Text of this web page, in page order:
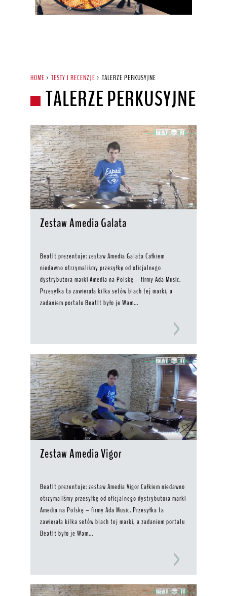
HOME > TESTY I RECENZJE > TALERZE PERKUSYJNE
TALERZE PERKUSYJNE
Zestaw Amedia Galata
BeatIt prezentuje: zestaw Amedia Galata Całkiem
niedawno otrzymaliśmy przesyłkę od oficjalnego
dystrybutora marki Amedia na Polskę – firmy Ada Music.
Przesyłka ta zawierała kilka setów blach tej marki, a
zadaniem portalu BeatIt było je Wam...
Zestaw Amedia Vigor
BeatIt prezentuje: zestaw Amedia Vigor Całkiem niedawno
otrzymaliśmy przesyłkę od oficjalnego dystrybutora marki
Amedia na Polskę – firmy Ada Music. Przesyłka ta
zawierała kilka setów blach tej marki, a zadaniem portalu
BeatIt było je Wam...